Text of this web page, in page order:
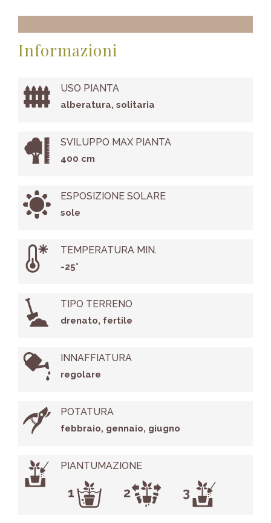
Informazioni
USO PIANTA
alberatura, solitaria
SVILUPPO MAX PIANTA
400 cm
ESPOSIZIONE SOLARE
sole
TEMPERATURA MIN.
-25°
TIPO TERRENO
drenato, fertile
INNAFFIATURA
regolare
POTATURA
febbraio, gennaio, giugno
PIANTUMAZIONE